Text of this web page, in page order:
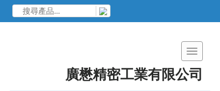
廣懋精密工業有限公司